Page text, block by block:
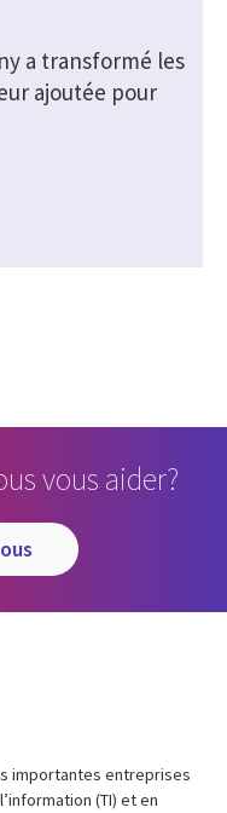
a transformé les
ajoutée pour
vous aider?
importantes entreprises
(TI) et en